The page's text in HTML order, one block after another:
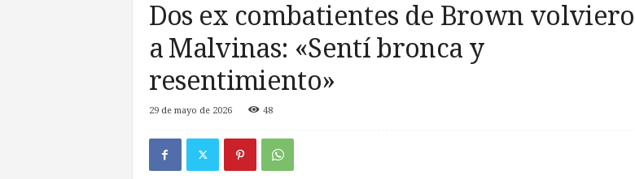
Dos ex combatientes de Brown
a Malvinas: «Sentí bronca y
resentimiento»
29 de mayo de 2026 48